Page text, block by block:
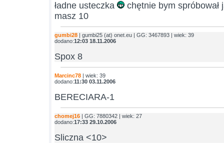
ładne usteczka
chętnie bym spróbował
masz 10
gumbi28 | gumbi25 (at) onet.eu | GG: 3467893 | wiek: 39
dodano:12:03 18.11.2006
Spox 8
Marcinc78 | wiek: 39
dodano:11:30 03.11.2006
BERECIARA-1
chomej16 | GG: 7880342 | wiek: 27
dodano:17:33 29.10.2006
Sliczna <10>